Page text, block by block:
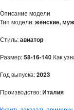
Описание модели
Тип модели:женские,
Стиль:авиатор
Размер:58-16-140 Как
Год выпуска:2023
Производство:Италия